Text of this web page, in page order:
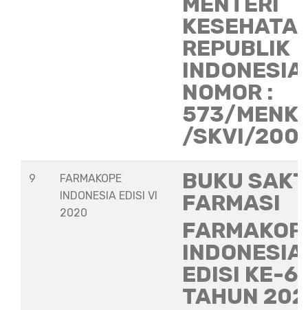
REPUBLIK
INDONESIA
NOMOR :
573/
/SKVI/
9
FARMAKOPE
INDONESIA EDISI VI
2020
BUKU
FARMASI
INDONESIA
EDISI KE-6
TAHUN